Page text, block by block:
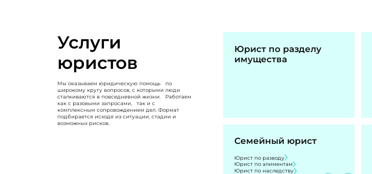
Услуги
юристов
Мы оказываем юридическую помощь по
широкому кругу вопросов, с которыми люди
сталкиваются в повседневной жизни. Работаем
как с разовыми запросами, так и с
комплексным сопровождением дел. Формат
подбирается исходя из ситуации, стадии и
возможных рисков.
Юрист по разделу
имущества
Семейный юрист
Юрист по разводу
Юрист по алиментам
Юрист по наследству